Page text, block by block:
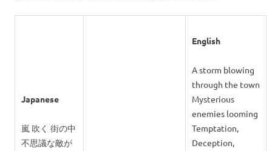
Japanese
嵐 吹く 街の中
不思議な敵が
English
A storm blowing
through the town
Mysterious
enemies looming
Temptation,
Deception,